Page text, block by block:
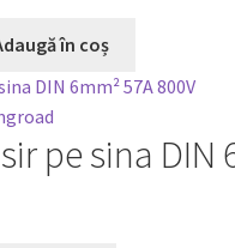
în coș
pe sina DIN